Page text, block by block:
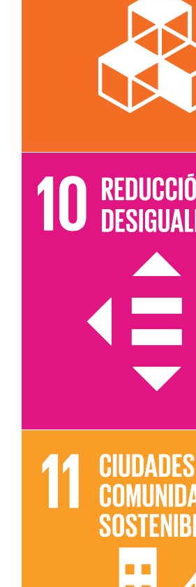
Leer más sobre el
Leer más sobre el
Leer más sobre el